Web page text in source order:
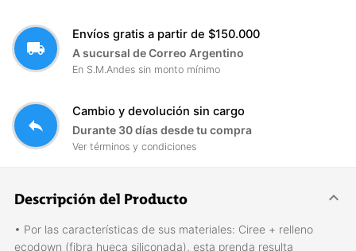
local_shipping
Envíos gratis a partir de $150.000
A sucursal de Correo Argentino
En S.M.Andes sin monto mínimo
reply
Cambio y devolución sin cargo
Durante 30 días desde tu compra
Ver términos y condiciones
Descripción del Producto
• Por las características de sus materiales: Ciree + relleno
ecodown (fibra hueca siliconada), esta prenda resulta